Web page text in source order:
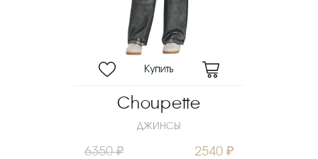
Choupette
ДЖИНСЫ
6350 ₽ 2540 ₽